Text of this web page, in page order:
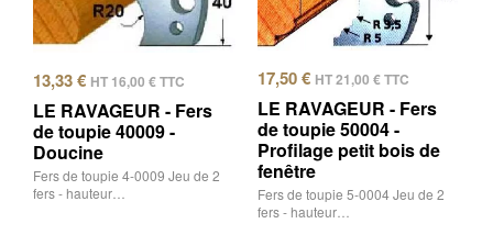
13,33€ HT 16,00 €TTC
LE RAVAGEUR - Fers
de toupie 40009 -
Doucine
Fers de toupie 4-0009 Jeu de 2
fers - hauteur…
17,50€ HT21,00 €TTC
LE RAVAGEUR - Fers
de toupie 50004 -
Profilage petit bois de
fenêtre
Fers de toupie 5-0004 Jeu de 2
fers - hauteur…